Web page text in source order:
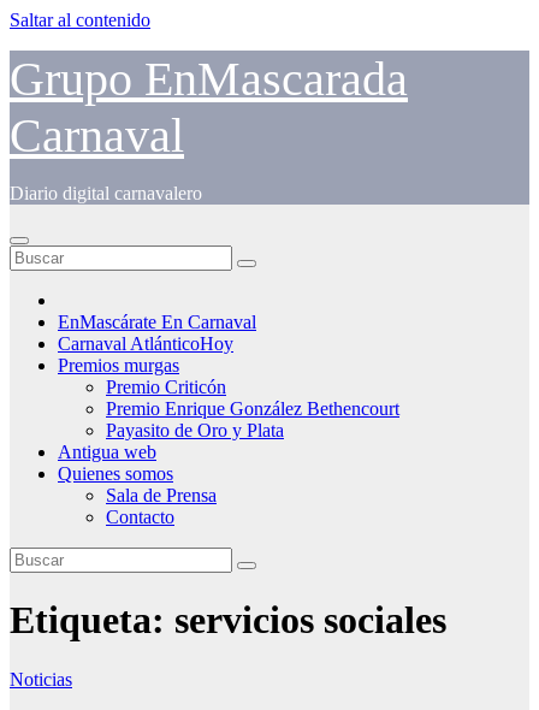
Saltar al contenido
Grupo EnMascarada
Carnaval
Diario digital carnavalero
EnMascárate En Carnaval
Carnaval AtlánticoHoy
Premios murgas
Premio Criticón
Premio Enrique González Bethencourt
Payasito de Oro y Plata
Antigua web
Quienes somos
Sala de Prensa
Contacto
Etiqueta: servicios sociales
Noticias